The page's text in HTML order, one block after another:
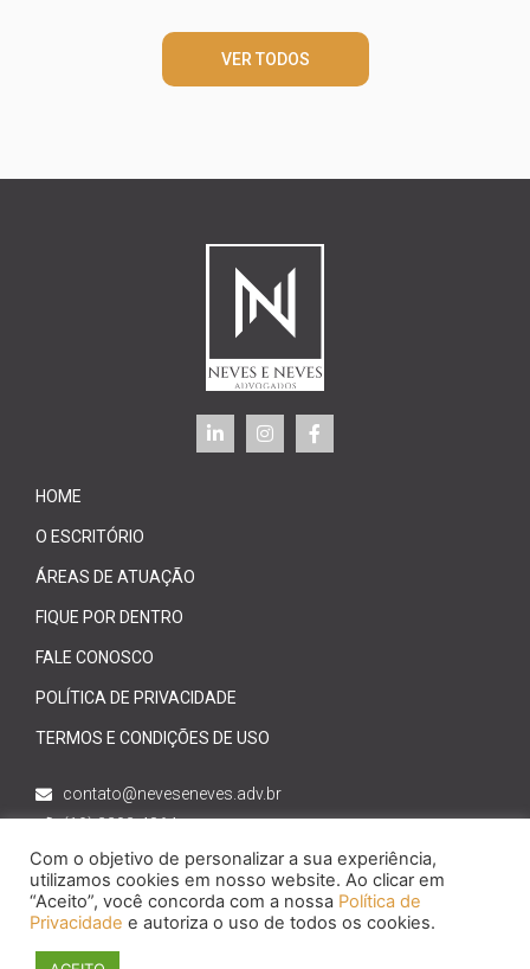
VER TODOS
HOME
O ESCRITÓRIO
ÁREAS DE ATUAÇÃO
FIQUE POR DENTRO
FALE CONOSCO
POLÍTICA DE PRIVACIDADE
TERMOS E CONDIÇÕES DE USO
contato@neveseneves.adv.br
(19) 3203-4864
Rua dos Alecrins, 914 sala
1403-1404, Cambuí, Campinas- SP
© Neves e Neves Advogados – Todos os direitos
Com o objetivo de personalizar a sua experiência,
utilizamos cookies em nosso website. Ao clicar em
“Aceito”, você concorda com a nossa Política de
Privacidade e autoriza o uso de todos os cookies.